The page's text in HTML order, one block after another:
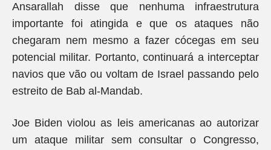
Ansarallah disse que nenhuma infraestrutura
importante foi atingida e que os ataques não
chegaram nem mesmo a fazer cócegas em seu
potencial militar. Portanto, continuará a interceptar
navios que vão ou voltam de Israel passando pelo
estreito de Bab al-Mandab.
Joe Biden violou as leis americanas ao autorizar
um ataque militar sem consultar o Congresso,